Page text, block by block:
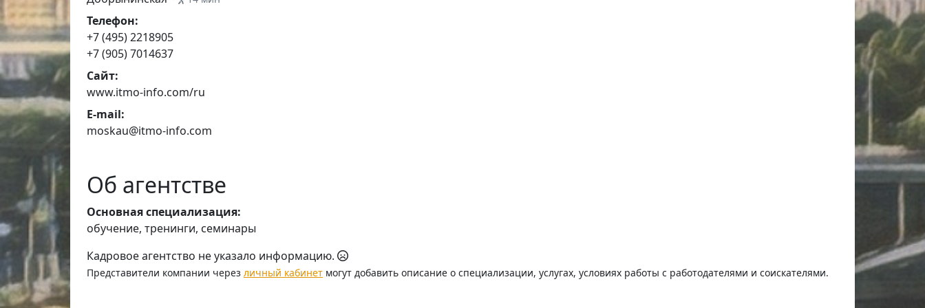
Телефон:
+7 (495) 2218905
+7 (905) 7014637
Сайт:
www.itmo-info.com/ru
E-mail:
moskau@itmo-info.com
Об агентстве
Основная специализация:
обучение, тренинги, семинары
Кадровое агентство не указало информацию.
Представители компании через личный кабинет могут добавить описание о специализации, услугах, условиях работы с работодателями и соискателями.